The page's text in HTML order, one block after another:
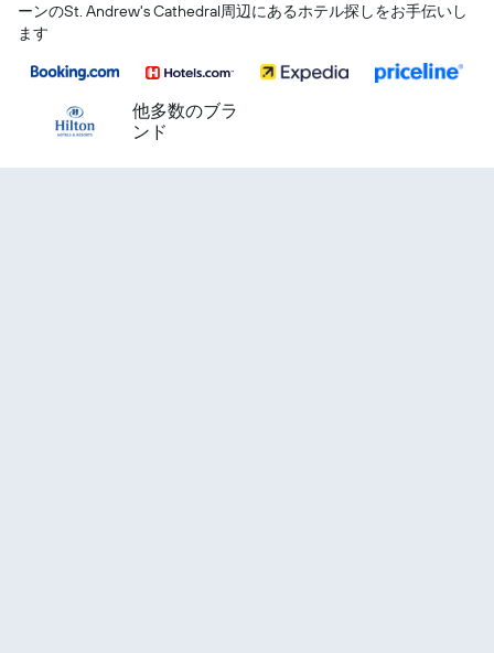
ーン​のSt. Andrew's Cathedral​周辺にあるホテル探しをお手伝いし
ます
他多数のブラ
ンド